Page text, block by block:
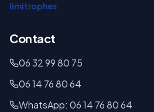
limitrophes
Contact
06 32 99 80 75
06 14 76 80 64
WhatsApp: 06 14 76 80 64